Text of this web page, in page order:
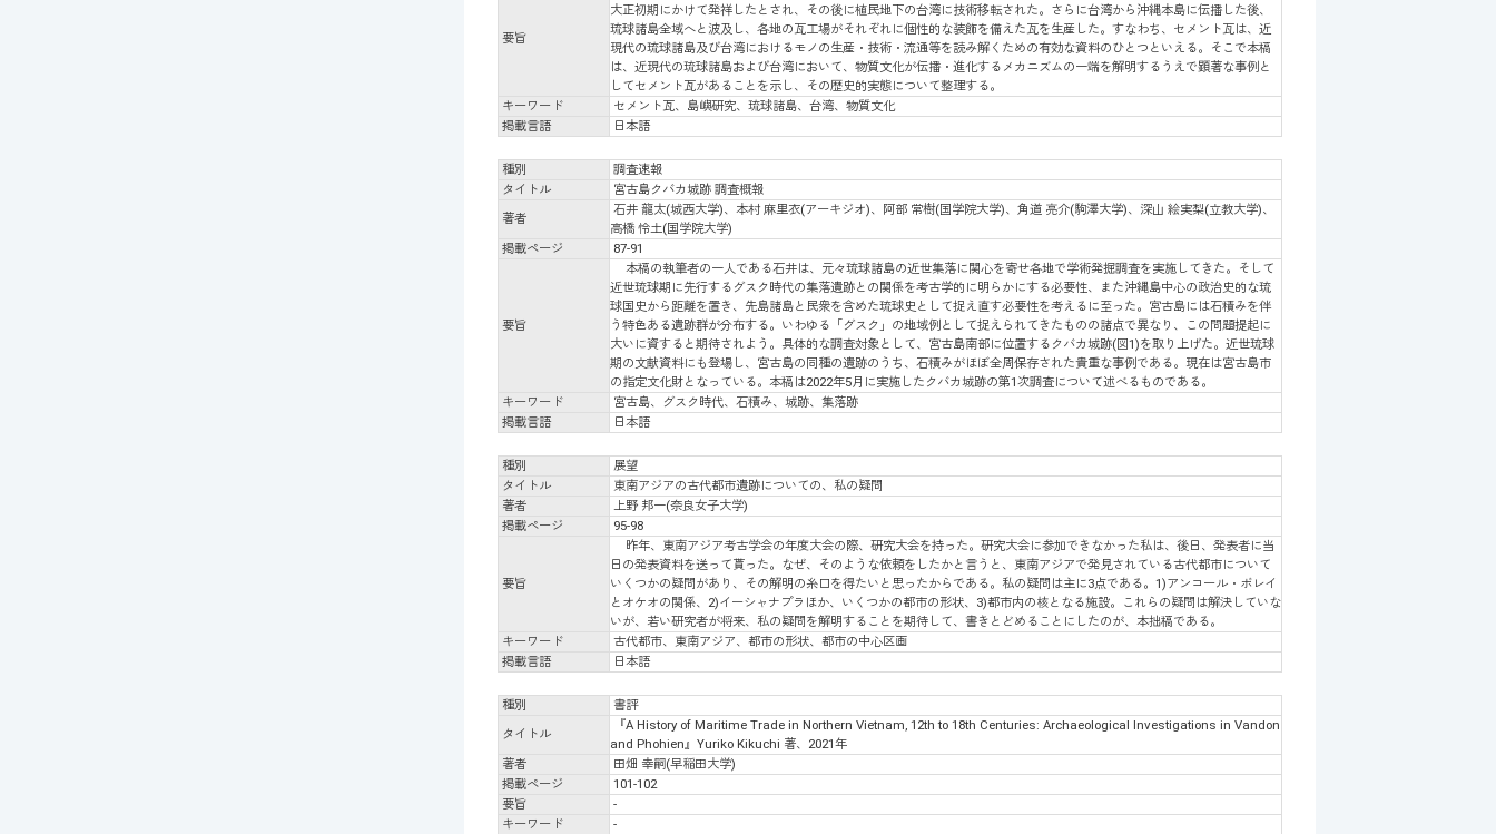
要旨
大正初期にかけて発祥したとされ、その後に植民地下の台湾に技術移転された。さらに台湾から沖縄本島に伝播した後、
琉球諸島全域へと波及し、各地の瓦工場がそれぞれに個性的な装飾を備えた瓦を生産した。すなわち、セメント瓦は、近
現代の琉球諸島及び台湾におけるモノの生産・技術・流通等を読み解くための有効な資料のひとつといえる。そこで本稿
は、近現代の琉球諸島および台湾において、物質文化が伝播・進化するメカニズムの一端を解明するうえで顕著な事例と
してセメント瓦があることを示し、その歴史的実態について整理する。
キーワード
セメント瓦、島嶼研究、琉球諸島、台湾、物質文化
掲載言語
日本語
種別
調査速報
タイトル
宮古島クバカ城跡 調査概報
著者
石井 龍太(城西大学)、本村 麻里衣(アーキジオ)、阿部 常樹(国学院大学)、角道 亮介(駒澤大学)、深山 絵実梨(立教大学)、
高橋 怜土(国学院大学)
掲載ページ
87-91
要旨
本稿の執筆者の一人である石井は、元々琉球諸島の近世集落に関心を寄せ各地で学術発掘調査を実施してきた。そして
近世琉球期に先行するグスク時代の集落遺跡との関係を考古学的に明らかにする必要性、また沖縄島中心の政治史的な琉
球国史から距離を置き、先島諸島と民衆を含めた琉球史として捉え直す必要性を考えるに至った。宮古島には石積みを伴
う特色ある遺跡群が分布する。いわゆる「グスク」の地域例として捉えられてきたものの諸点で異なり、この問題提起に
大いに資すると期待されよう。具体的な調査対象として、宮古島南部に位置するクバカ城跡(図1)を取り上げた。近世琉球
期の文献資料にも登場し、宮古島の同種の遺跡のうち、石積みがほぼ全周保存された貴重な事例である。現在は宮古島市
の指定文化財となっている。本稿は2022年5月に実施したクバカ城跡の第1次調査について述べるものである。
キーワード
宮古島、グスク時代、石積み、城跡、集落跡
掲載言語
日本語
種別
展望
タイトル
東南アジアの古代都市遺跡についての、私の疑問
著者
上野 邦一(奈良女子大学)
掲載ページ
95-98
要旨
昨年、東南アジア考古学会の年度大会の際、研究大会を持った。研究大会に参加できなかった私は、後日、発表者に当
日の発表資料を送って貰った。なぜ、そのような依頼をしたかと言うと、東南アジアで発見されている古代都市について
いくつかの疑問があり、その解明の糸口を得たいと思ったからである。私の疑問は主に3点である。1)アンコール・ボレイ
とオケオの関係、2)イーシャナプラほか、いくつかの都市の形状、3)都市内の核となる施設。これらの疑問は解決していな
いが、若い研究者が将来、私の疑問を解明することを期待して、書きとどめることにしたのが、本拙稿である。
キーワード
古代都市、東南アジア、都市の形状、都市の中心区画
掲載言語
日本語
種別
書評
タイトル
『A History of Maritime Trade in Northern Vietnam, 12th to 18th Centuries: Archaeological Investigations in Vandon
and Phohien』Yuriko Kikuchi 著、2021年
著者
田畑 幸嗣(早稲田大学)
掲載ページ
101-102
要旨
-
キーワード
-